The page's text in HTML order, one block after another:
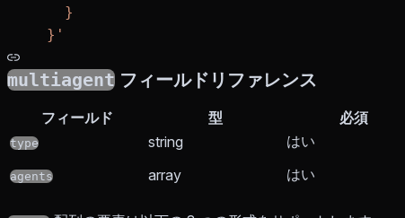
    }
  }'
multiagent フィールドリファレンス
フィールド 型 必須
type string はい
agents array はい